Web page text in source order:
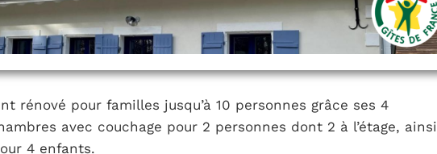
rénové pour familles jusqu’à 10 personnes grâce ses 4
avec couchage pour 2 personnes dont 2 à l’étage, ainsi
4 enfants.